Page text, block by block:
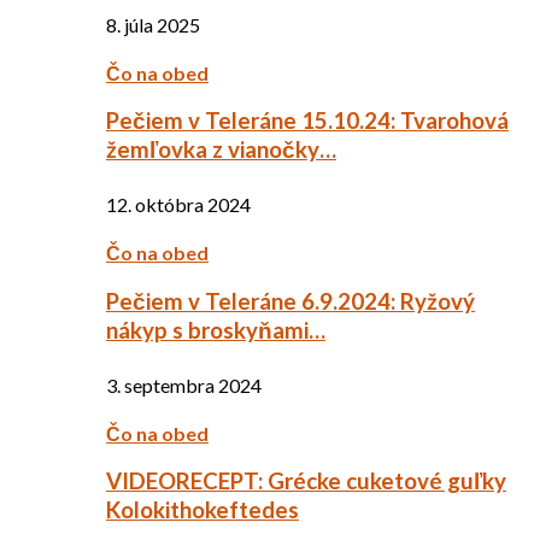
8. júla 2025
Čo na obed
Pečiem v Teleráne 15.10.24: Tvarohová
žemľovka z vianočky…
12. októbra 2024
Čo na obed
Pečiem v Teleráne 6.9.2024: Ryžový
nákyp s broskyňami…
3. septembra 2024
Čo na obed
VIDEORECEPT: Grécke cuketové guľky
Kolokithokeftedes